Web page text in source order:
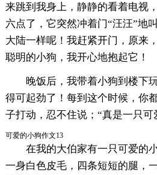
来跳到我身上，静静的看着电视
六点了，它突然冲着门“汪汪”地
大陆一样呢！我赶紧开门，原来
聪明的小狗，我开心地抱起它！
晚饭后，我带着小狗到楼下
得可起劲了！每到这个时候，你
子打动，忍不住说；“真是一只可
可爱的小狗作文13
在我的大伯家有一只可爱的
一身白色皮毛，四条短短的腿，